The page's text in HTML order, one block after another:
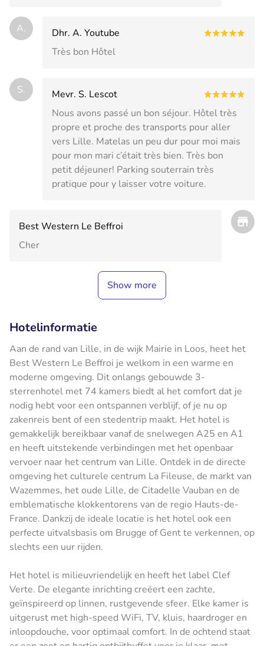
A.
Dhr. A. Youtube
Très bon Hôtel
S.
Mevr. S. Lescot
Nous avons passé un bon séjour. Hôtel très
propre et proche des transports pour aller
vers Lille. Matelas un peu dur pour moi mais
pour mon mari c’était très bien. Très bon
petit déjeuner! Parking souterrain très
pratique pour y laisser votre voiture.
Best Western Le Beffroi
Cher
Show more
Hotelinformatie
Aan de rand van Lille, in de wijk Mairie in Loos, heet het
Best Western Le Beffroi je welkom in een warme en
moderne omgeving. Dit onlangs gebouwde 3-
sterrenhotel met 74 kamers biedt al het comfort dat je
nodig hebt voor een ontspannen verblijf, of je nu op
zakenreis bent of een stedentrip maakt. Het hotel is
gemakkelijk bereikbaar vanaf de snelwegen A25 en A1
en heeft uitstekende verbindingen met het openbaar
vervoer naar het centrum van Lille. Ontdek in de directe
omgeving het culturele centrum La Fileuse, de markt van
Wazemmes, het oude Lille, de Citadelle Vauban en de
emblematische klokkentorens van de regio Hauts-de-
France. Dankzij de ideale locatie is het hotel ook een
perfecte uitvalsbasis om Brugge of Gent te verkennen, op
slechts een uur rijden.
Het hotel is milieuvriendelijk en heeft het label Clef
Verte. De elegante inrichting creëert een zachte,
geïnspireerd op linnen, rustgevende sfeer. Elke kamer is
uitgerust met high-speed WiFi, TV, kluis, haardroger en
inloopdouche, voor optimaal comfort. In de ochtend staat